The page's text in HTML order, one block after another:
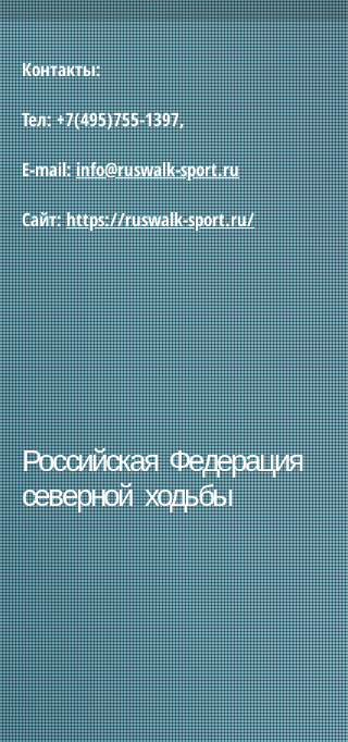
​Контакты:
Тел:+7(495)755-1397,
E-mail:info@ruswalk-sport.ru
Сайт:https://ruswalk-sport.ru/
Российская Федерация
северной ходьбы